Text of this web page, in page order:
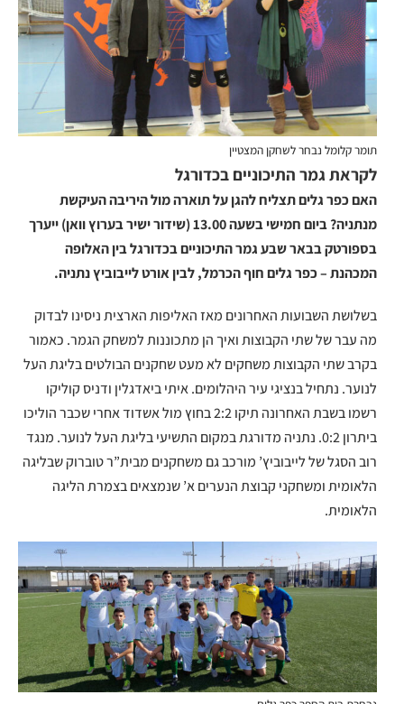
תומר קלומל נבחר לשחקן המצטיין
לקראת גמר התיכוניים בכדורגל
האם כפר גלים תצליח להגן על תוארה מול היריבה העיקשת
מנתניה?
ביום חמישי בשעה 13.00 (שידור ישיר בערוץ וואן) ייערך
בספורטק בבאר שבע גמר התיכוניים בכדורגל בין האלופה
המכהנת – כפר גלים חוף הכרמל, לבין אורט לייבוביץ נתניה.
בשלושת השבועות האחרונים מאז האליפות הארצית ניסינו לבדוק
מה עבר של שתי הקבוצות ואיך הן מתכוננות למשחק הגמר. כאמור
בקרב שתי הקבוצות משחקים לא מעט שחקנים הבולטיםבליגת העל
לנוער. נתחיל בנציגי עיר היהלומים. איתי ביאדגלין ודניס קוליקו
רשמו בשבת האחרונה תיקו 2:2 בחוץ מול אשדוד אחרי שכבר הוליכו
ביתרון 0:2. נתניה מדורגת במקום התשיעי בליגת העל לנוער.
מנגד
רוב הסגל של לייבוביץ’ מורכב גם משחקנים מבית”ר טוברוק שבליגה
הלאומית ומשחקני קבוצת הנערים א’ שנמצאים בצמרת הליגה
הלאומית.